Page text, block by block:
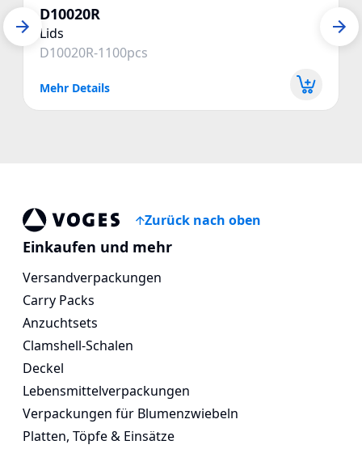
D10020R
Lids
D10020R-1100pcs
Mehr Details
Voges Online Store
Zurück nach oben
Einkaufen und mehr
Versandverpackungen
Carry Packs
Anzuchtsets
Clamshell-Schalen
Deckel
Lebensmittelverpackungen
Verpackungen für Blumenzwiebeln
Platten, Töpfe & Einsätze